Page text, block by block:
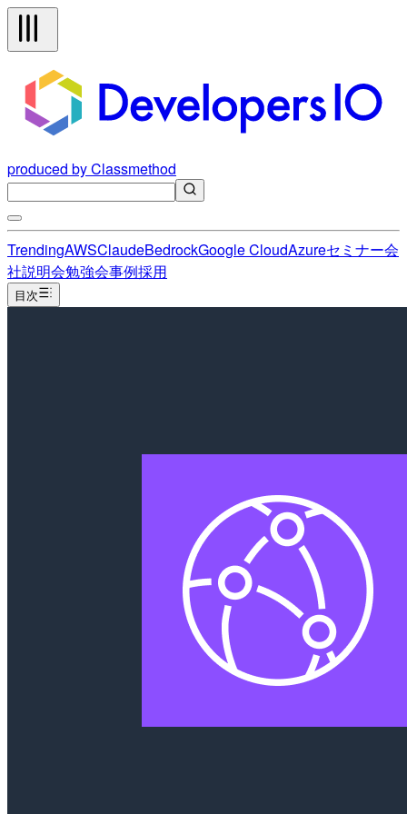
produced by Classmethod
TrendingAWSClaudeBedrockGoogle CloudAzureセミナー会
社説明会勉強会事例採用
目次